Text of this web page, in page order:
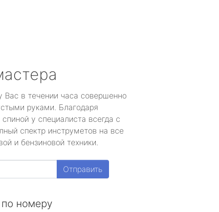
Вас в течении часа совершенно
руками. Благодаря
у специалиста всегда с
спектр инструметов на все
и бензиновой техники.
Отправить
номеру